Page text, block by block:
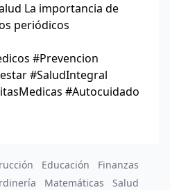
La importancia de
periódicos
#Prevencion
#SaludIntegral
#Autocuidado
Educación
Finanzas
Matemáticas
Salud